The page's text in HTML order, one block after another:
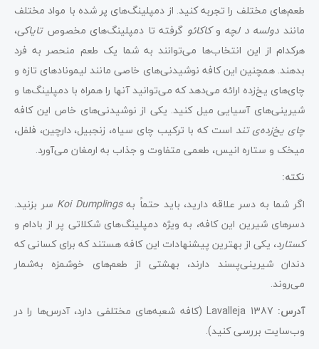
طعم‌های مختلف را تجربه کنید. از دمپلینگ‌های پر شده با مواد مختلف
مانند دولسه د لچه وکاکائو گرفته تا دمپلینگ‌های مخصوصتایاکی،
هرکدام از این انتخاب‌ها می‌توانند به شما یک طعم منحصر به فرد
بدهند. همچنین این کافه نوشیدنی‌های خاصی مانند لیمونادهای تازه و
چای‌های یخ‌زده ارائه می‌دهد که می‌توانید آنها را همراه با دمپلینگ‌ها و
شیرینی‌های آسیایی میل کنید. یکی از نوشیدنی‌های خاص این کافه
چای یخ‌زده‌ی تند است که با ترکیب چای سیاه، زنجبیل، دارچین، فلفل،
میخک و ستاره انیس، طعمی متفاوت و جذاب به ارمغان می‌آورد.
نکته:
اگر شما به دسر علاقه دارید، باید حتماً بهKoi Dumplings سر بزنید.
دسرهای شیرین این کافه، به ویژه دمپلینگ‌های شکلاتی پر از بادام و
کستارد، یکی از بهترین پیشنهادات این کافه هستند که برای کسانی که
دندان شیرینی‌پسند دارند، بهشتی از طعم‌های خوشمزه به‌شمار
می‌روند.
آدرس:
Lavalleja 1387 (کافه شعبه‌های مختلفی دارد، آدرس‌ها را در
وب‌سایت بررسی کنید).